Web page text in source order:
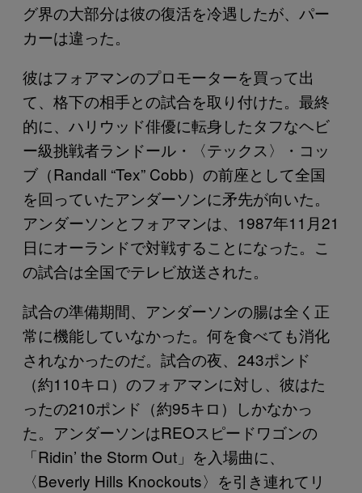
グ界の大部分は彼の復活を冷遇したが、パー
カーは違った。
彼はフォアマンのプロモーターを買って出
て、格下の相手との試合を取り付けた。最終
的に、ハリウッド俳優に転身したタフなヘビ
ー級挑戦者ランドール・〈テックス〉・コッ
ブ（Randall “Tex” Cobb）の前座として全国
を回っていたアンダーソンに矛先が向いた。
アンダーソンとフォアマンは、1987年11月21
日にオーランドで対戦することになった。こ
の試合は全国でテレビ放送された。
試合の準備期間、アンダーソンの腸は全く正
常に機能していなかった。何を食べても消化
されなかったのだ。試合の夜、243ポンド
（約110キロ）のフォアマンに対し、彼はた
ったの210ポンド（約95キロ）しかなかっ
た。アンダーソンはREOスピードワゴンの
「Ridin’ the Storm Out」を入場曲に、
〈Beverly Hills Knockouts〉を引き連れてリ